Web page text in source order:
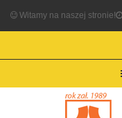
Witamy na naszej stronie!